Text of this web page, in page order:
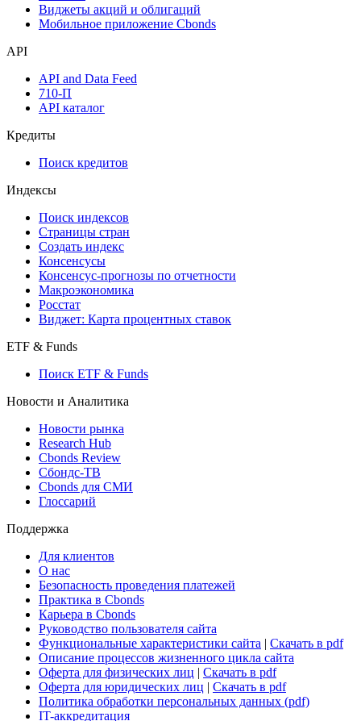
Инструментарий
Мобильное приложение Cbonds
API
API and Data Feed
API каталог
Кредиты
Поиск кредитов
Индексы
Поиск индексов
Страницы стран
Создать индекс
Консенсусы
Макроэкономика
Виджет: Карта процентных ставок
ETF & Funds
Поиск ETF & Funds
Новости и Аналитика
Новости рынка
Research Hub
Сбондс-ТВ
Глоссарий
Поддержка
Для клиентов
О нас
Безопасность проведения платежей
Практика в Cbonds
Карьера в Cbonds
Руководство пользователя сайта
Функциональные характеристики сайта|Скачать в pdf
Описание процессов жизненного цикла сайта